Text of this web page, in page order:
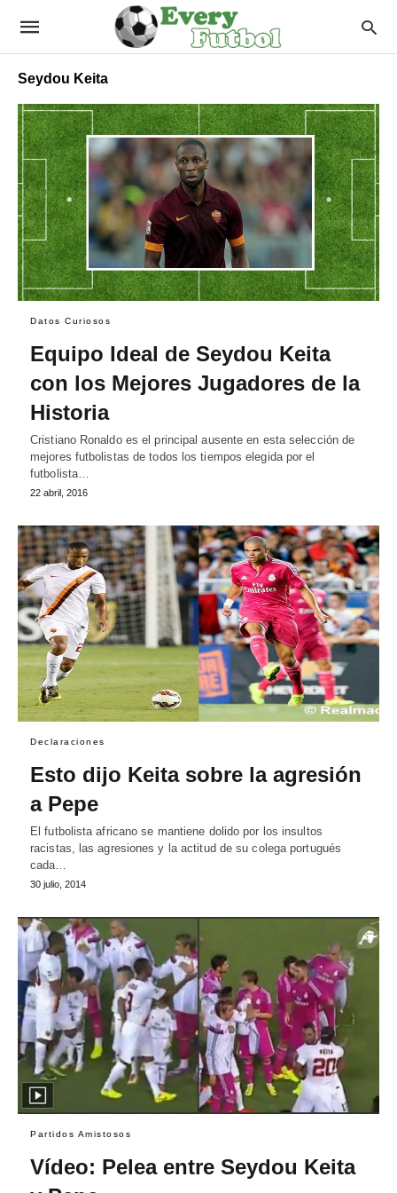
Seydou Keita
Datos Curiosos
Equipo Ideal de Seydou Keita
con los Mejores Jugadores de la
Historia
Cristiano Ronaldo es el principal ausente en esta selección de
mejores futbolistas de todos los tiempos elegida por el
futbolista…
22 abril, 2016
Declaraciones
Esto dijo Keita sobre la agresión
a Pepe
El futbolista africano se mantiene dolido por los insultos
racistas, las agresiones y la actitud de su colega portugués
cada…
30 julio, 2014
Partidos Amistosos
Vídeo: Pelea entre Seydou Keita